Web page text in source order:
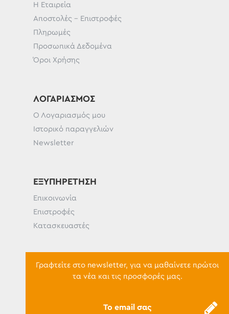
Η Εταιρεία
Αποστολές - Επιστροφές
Πληρωμές
Προσωπικά Δεδομένα
Όροι Χρήσης
ΛΟΓΑΡΙΑΣΜΌΣ
Ο Λογαριασμός μου
Ιστορικό παραγγελιών
Newsletter
ΕΞΥΠΗΡΈΤΗΣΗ
Επικοινωνία
Επιστροφές
Κατασκευαστές
Γραφτείτε στο newsletter, για να μαθαίνετε πρώτοι
τα νέα και τις προσφορές μας.